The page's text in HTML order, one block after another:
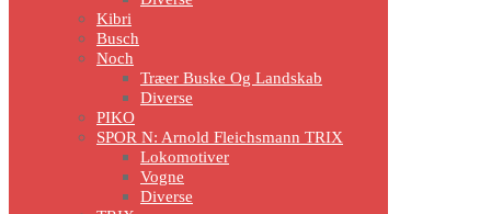
Kibri
Busch
Noch
Træer Buske Og Landskab
Diverse
PIKO
SPOR N: Arnold Fleichsmann TRIX
Lokomotiver
Vogne
Diverse